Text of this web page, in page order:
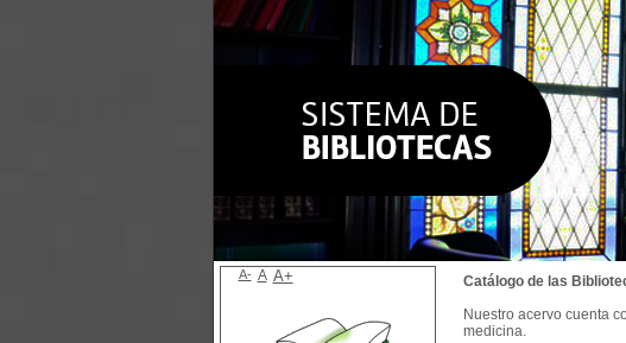
Catálogo de las
Nuestro acervo cuenta
medicina.
A- A A+